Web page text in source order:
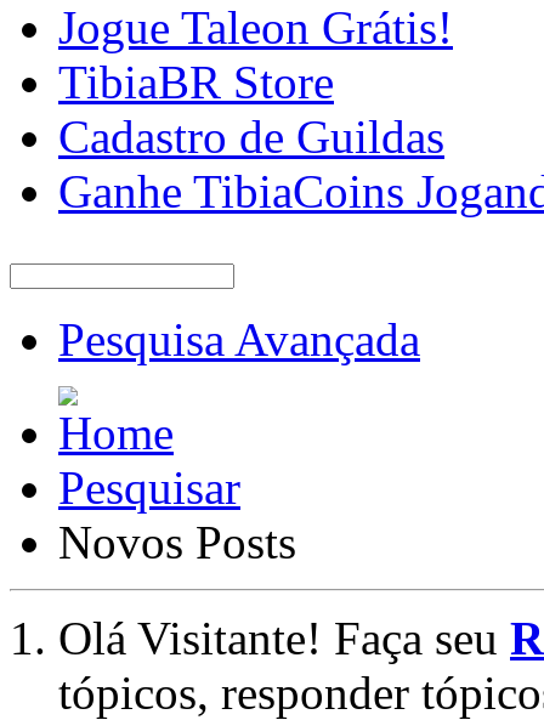
Jogue Taleon Grátis!
TibiaBR Store
Cadastro de Guildas
Ganhe TibiaCoins
Pesquisa Avançada
Pesquisar
Novos Posts
Olá Visitante! Faça seu
tópicos, responder